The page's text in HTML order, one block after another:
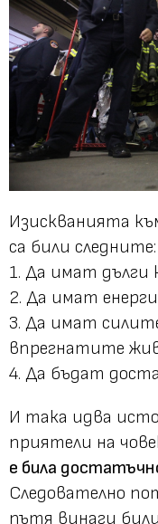
Изискванията
са били следните:
1. Да имат дълги
2. Да имат
3. Да имат
впрегнатите
4. Да бъдат
И така идва
приятели на
е била
Следователно
пътя винаги